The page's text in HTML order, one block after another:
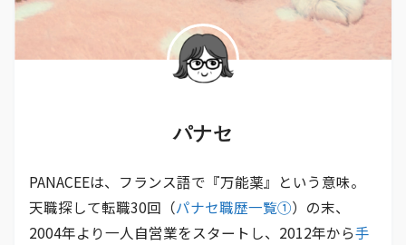
パナセ
PANACEEは、フランス語で『万能薬』という意味。
天職探して転職30回（パナセ職歴一覧①）の末、
2004年より一人自営業をスタートし、2012年から手